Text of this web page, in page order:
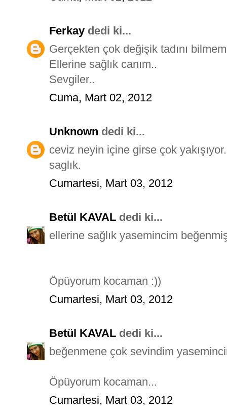
Ferkay dedi ki...
Gerçekten çok değişik tadını
Ellerine sağlık canım..
Sevgiler..
Cuma, Mart 02, 2012
Unknown dedi ki...
ceviz neyin içine girse çok
saglık.
Cumartesi, Mart 03, 2012
Betül KAVAL dedi ki...
ellerine sağlık yasemincim
Öpüyorum kocaman :))
Cumartesi, Mart 03, 2012
Betül KAVAL dedi ki...
beğenmene çok sevindim
Öpüyorum kocaman...
Cumartesi, Mart 03, 2012